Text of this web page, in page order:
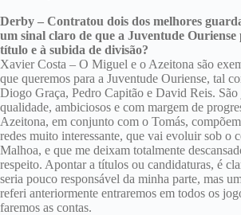
Derby – Contratou dois dos melhores
um sinal claro de que a Juventude Ouriense
título e à subida de divisão?
Xavier Costa – O Miguel e o Azeitona são
que queremos para a Juventude Ouriense, tal
Diogo Graça, Pedro Capitão e David Reis. São
qualidade, ambiciosos e com margem de
Azeitona, em conjunto com o Tomás,
redes muito interessante, que vai evoluir sob o
Malhoa, e que me deixam totalmente
respeito. Apontar a títulos ou candidaturas, é
seria pouco responsável da minha parte, mas
referi anteriormente entraremos em todos os
faremos as contas.